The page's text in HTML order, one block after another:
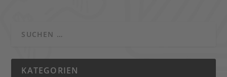
KATEGORIEN